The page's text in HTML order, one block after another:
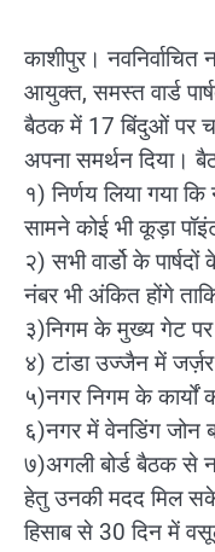
काशीपुर।
आयुक्त, समस्त वार्ड
बैठक में 17 बिंदुओं पर
अपना समर्थन दिया।
१) निर्णय लिया गया
सामने कोई भी कूड़ा
२) सभी वार्डो के
नंबर भी अंकित होंगे
३)निगम के मुख्य गेट पर
४) टांडा उज्जैन में जर्ज़र
५)नगर निगम के कार्यों
६)नगर में वेनडिंग जोन
७)अगली बोर्ड बैठक से
हेतु उनकी मदद मिल
हिसाब से 30 दिन में